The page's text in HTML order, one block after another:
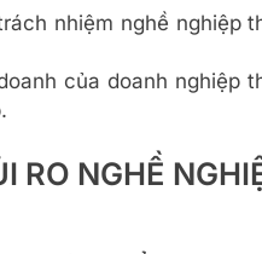
nhiệm nghề nghiệp
của doanh nghiệp
RO NGHỀ